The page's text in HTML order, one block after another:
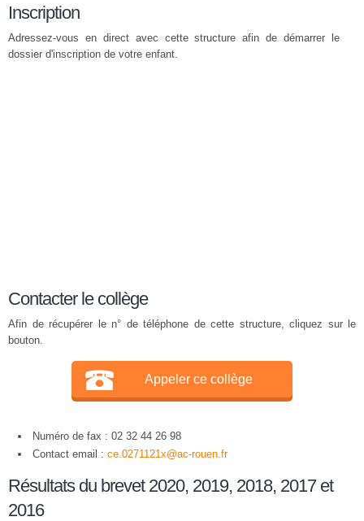
Inscription
Adressez-vous en direct avec cette structure afin de démarrer le
dossier d'inscription de votre enfant.
Contacter le collège
Afin de récupérer le n° de téléphone de cette structure, cliquez sur le
bouton.
Appeler ce collège
Numéro de fax : 02 32 44 26 98
Contact email : ce.0271121x@ac-rouen.fr
Résultats du brevet 2020, 2019, 2018, 2017 et
2016